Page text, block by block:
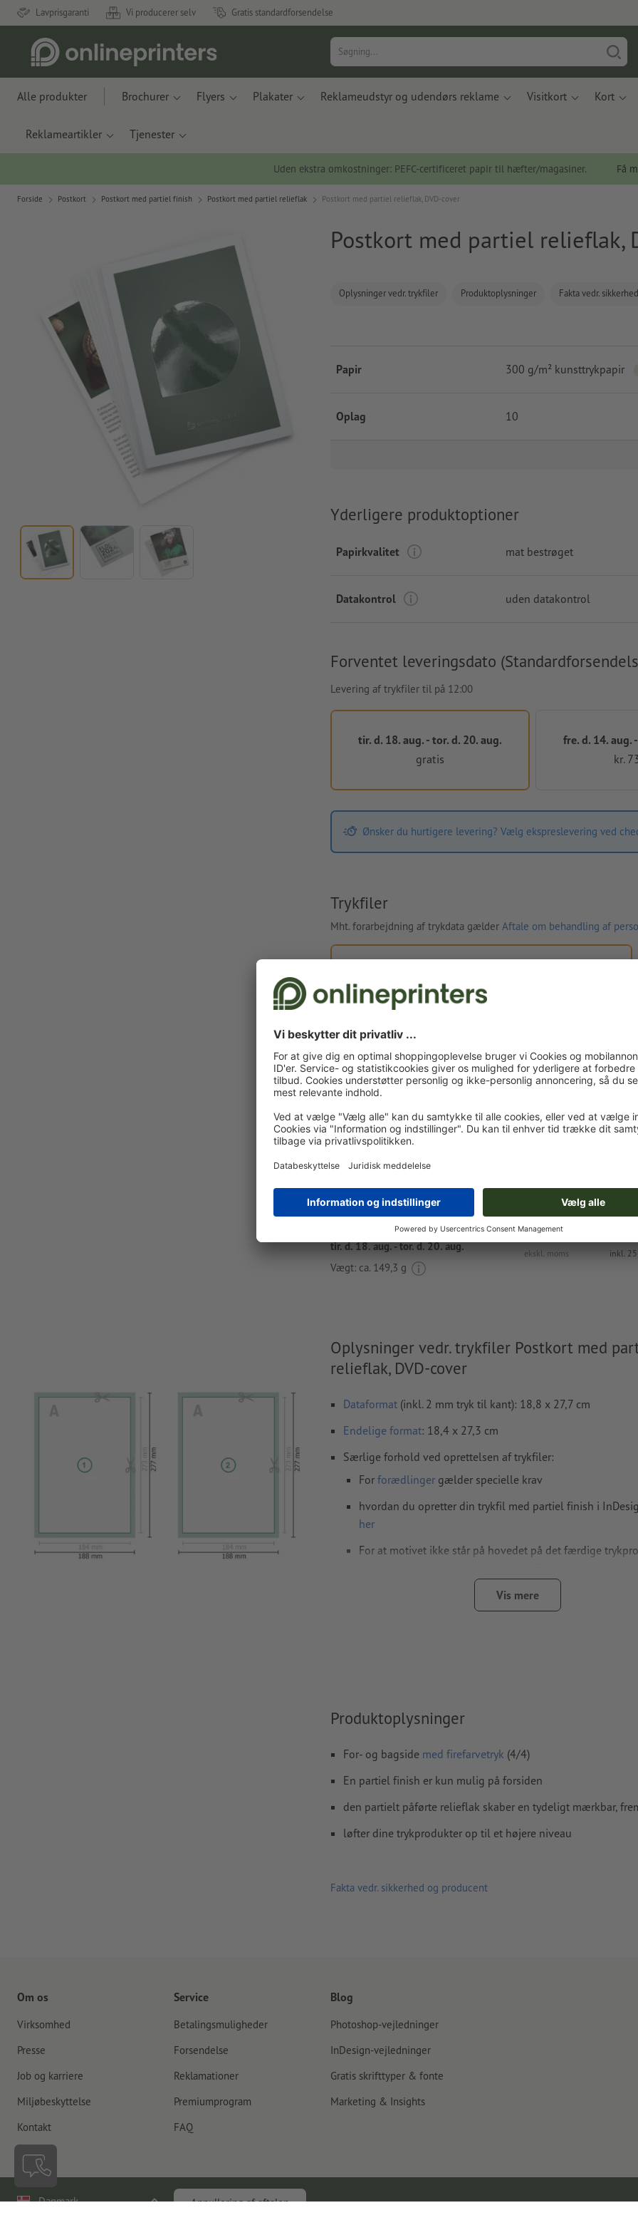
Lavprisgaranti Vi producerer selv Gratis standardforsendelse
Alle produkter Brochurer Flyers Plakater Reklameudstyr og udendørs reklame Visitkort Kort
Reklameartikler Tjenester
Uden ekstra omkostninger: PEFC-certificeret papir til hæfter/magasiner. Få
Forside Postkort Postkort med partiel finish Postkort med partiel relieflak Postkort med partiel relieflak, DVD-cover
Postkort med partiel relieflak,
Oplysninger vedr. trykfiler Produktoplysninger Fakta vedr.
Papir 300 g/m² kunsttrykpapir
Oplag 10
Yderligere produktoptioner
Papirkvalitet mat bestrøget
Datakontrol uden datakontrol
Forventet leveringsdato
Levering af trykfiler til på 12:00
tir. d. 18. aug. - tor. d. 20. aug.
gratis
fre. d. 14. aug.
kr.
Ønsker du hurtigere levering? Vælg ekspreslevering ved
Trykfiler
Mht. forarbejdning af trykdata gælder Aftale om behandling af
Du kan uploade dine trykfiler før eller efter du afslutter
ekskl. moms
kr. 437,62
inkl. 25
tir. d. 18. aug. - tor. d. 20. aug.
Vægt: ca. 149,3 g
Oplysninger vedr. trykfiler Postkort med
relieflak, DVD-cover
Dataformat (inkl. 2 mm tryk til kant): 18,8 x 27,7 cm
Endelige format: 18,4 x 27,3 cm
Særlige forhold ved oprettelsen af trykfiler:
For forædlinger gælder specielle krav
hvordan du opretter din trykfil med partiel finish i
her
For at motivet ikke står på hovedet på det færdige
brug en skriftstørrelse på mindst 6 pt, for at opnå et
mindst 4 mm fra det endelige formats kant
Skrifttyper skal integreres helt eller konverteres til kurver
farvetilstand:CMYK, FOGRA51 (PSO Coated v3) til bestrøget
Vi kontrollerer ikke forstavefejl og/eller typografiske fejl
Formularfeltetsindhold vil blive trykt
Vis mere
Produktoplysninger
For- og bagside med firefarvetryk (4/4)
En partiel finish er kun mulig på forsiden
den partielt påførte relieflak skaber en tydeligt mærkbar,
løfter dine trykprodukter op til et højere niveau
Fakta vedr. sikkerhed og producent
Om os
Virksomhed
Presse
Job og karriere
Miljøbeskyttelse
Kontakt
Service
Betalingsmuligheder
Forsendelse
Reklamationer
Premiumprogram
FAQ
Blog
Photoshop-vejledninger
InDesign-vejledninger
Gratis skrifttyper & fonte
Marketing & Insights
Danmark Annullering af aftalen